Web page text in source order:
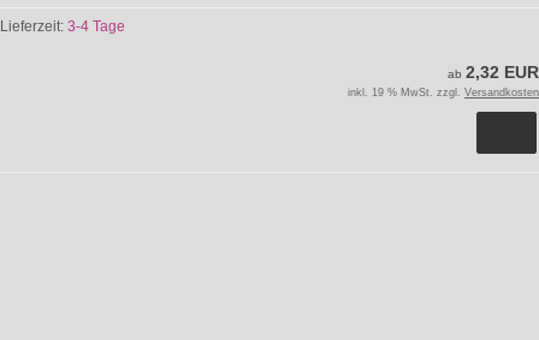
Lieferzeit: 3-4 Tage
ab 2,32 EUR
inkl. 19 % MwSt. zzgl. Versandkosten